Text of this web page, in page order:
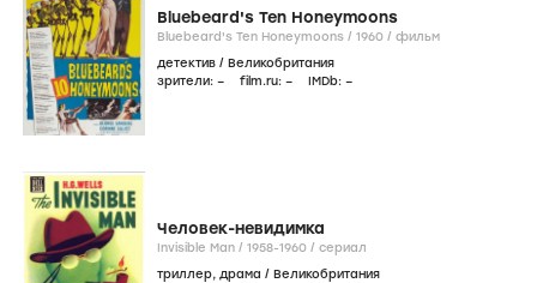
Bluebeard's Ten Honeymoons
Bluebeard's Ten Honeymoons / 1960 / фильм
детектив / Великобритания
зрители: – film.ru: – IMDb: –
Человек-невидимка
Invisible Man / 1958-1960 / сериал
триллер, драма / Великобритания